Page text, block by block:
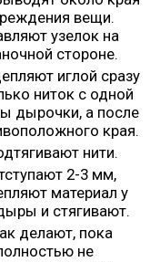
вещи.
узелок на
стороне.
иглой сразу
ниток с одной
дырочки, а после
края.
нити.
2-3 мм,
материал у
и стягивают.
делают, пока
не